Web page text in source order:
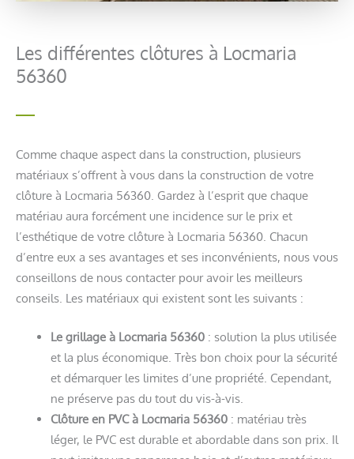
Les différentes clôtures à Locmaria
56360
Comme chaque aspect dans la construction, plusieurs
matériaux s’offrent à vous dans la construction de votre
clôture à Locmaria 56360. Gardez à l’esprit que chaque
matériau aura forcément une incidence sur le prix et
l’esthétique de votre clôture à Locmaria 56360. Chacun
d’entre eux a ses avantages et ses inconvénients, nous vous
conseillons de nous contacter pour avoir les meilleurs
conseils. Les matériaux qui existent sont les suivants :
Le grillage à Locmaria 56360 : solution la plus utilisée
et la plus économique. Très bon choix pour la sécurité
et démarquer les limites d’une propriété. Cependant,
ne préserve pas du tout du vis-à-vis.
Clôture en PVC à Locmaria 56360 : matériau très
léger, le PVC est durable et abordable dans son prix. Il